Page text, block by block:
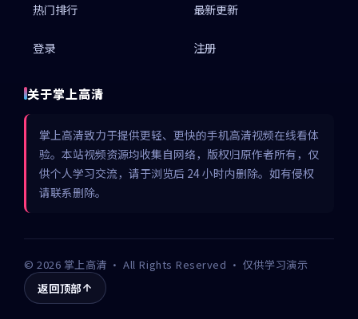
热门排行 最新更新
登录 注册
关于掌上高清
掌上高清致力于提供更轻、更快的手机高清视频在线看体
验。本站视频资源均收集自网络，版权归原作者所有，仅
供个人学习交流，请于浏览后 24 小时内删除。如有侵权
请联系删除。
©2026 掌上高清 · All Rights Reserved · 仅供学习演示
返回顶部